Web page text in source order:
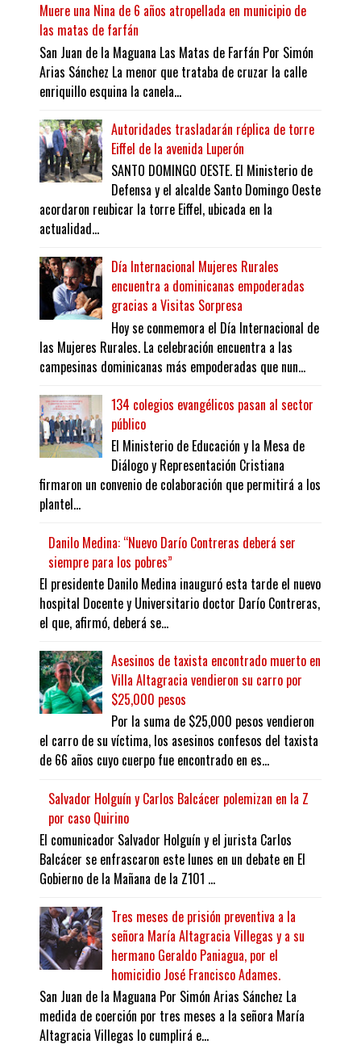
Muere una Nina de 6 años atropellada en municipio de
las matas de farfán
San Juan de la Maguana Las Matas de Farfán Por Simón
Arias Sánchez La menor que trataba de cruzar la calle
enriquillo esquina la canela...
Autoridades trasladarán réplica de torre
Eiffel de la avenida Luperón
SANTO DOMINGO OESTE. El Ministerio de
Defensa y el alcalde Santo Domingo Oeste
acordaron reubicar la torre Eiffel, ubicada en la
actualidad...
Día Internacional Mujeres Rurales
encuentra a dominicanas empoderadas
gracias a Visitas Sorpresa
Hoy se conmemora el Día Internacional de
las Mujeres Rurales. La celebración encuentra a las
campesinas dominicanas más empoderadas que nun...
134 colegios evangélicos pasan al sector
público
El Ministerio de Educación y la Mesa de
Diálogo y Representación Cristiana
firmaron un convenio de colaboración que permitirá a los
plantel...
Danilo Medina: “Nuevo Darío Contreras deberá ser
siempre para los pobres”
El presidente Danilo Medina inauguró esta tarde el nuevo
hospital Docente y Universitario doctor Darío Contreras,
el que, afirmó, deberá se...
Asesinos de taxista encontrado muerto en
Villa Altagracia vendieron su carro por
$25,000 pesos
Por la suma de $25,000 pesos vendieron
el carro de su víctima, los asesinos confesos del taxista
de 66 años cuyo cuerpo fue encontrado en es...
Salvador Holguín y Carlos Balcácer polemizan en la Z
por caso Quirino
El comunicador Salvador Holguín y el jurista Carlos
Balcácer se enfrascaron este lunes en un debate en El
Gobierno de la Mañana de la Z101 ...
Tres meses de prisión preventiva a la
señora María Altagracia Villegas y a su
hermano Geraldo Paniagua, por el
homicidio José Francisco Adames.
San Juan de la Maguana Por Simón Arias Sánchez La
medida de coerción por tres meses a la señora María
Altagracia Villegas lo cumplirá e...